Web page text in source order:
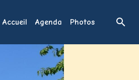
Accueil Agenda Photos